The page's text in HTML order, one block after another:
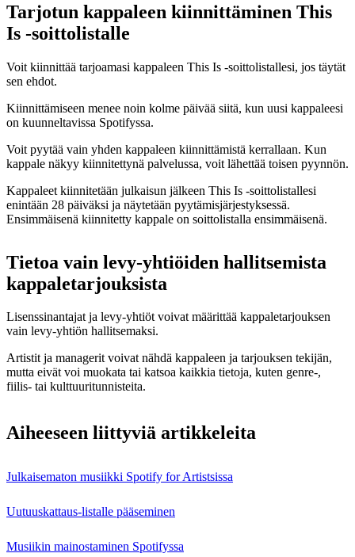
Tarjotun kappaleen kiinnittäminen This
Is ‑soittolistalle
Voit kiinnittää tarjoamasi kappaleen This Is ‑soittolistallesi, jos täytät
sen ehdot.
Kiinnittämiseen menee noin kolme päivää siitä, kun uusi kappaleesi
on kuunneltavissa Spotifyssa.
Voit pyytää vain yhden kappaleen kiinnittämistä kerrallaan. Kun
kappale näkyy kiinnitettynä palvelussa, voit lähettää toisen pyynnön.
Kappaleet kiinnitetään julkaisun jälkeen This Is ‑soittolistallesi
enintään 28 päiväksi ja näytetään pyytämisjärjestyksessä.
Ensimmäisenä kiinnitetty kappale on soittolistalla ensimmäisenä.
Tietoa vain levy-yhtiöiden hallitsemista
kappaletarjouksista
Lisenssinantajat ja levy-yhtiöt voivat määrittää kappaletarjouksen
vain levy-yhtiön hallitsemaksi.
Artistit ja managerit voivat nähdä kappaleen ja tarjouksen tekijän,
mutta eivät voi muokata tai katsoa kaikkia tietoja, kuten genre-,
fiilis- tai kulttuuritunnisteita.
Aiheeseen liittyviä artikkeleita
Julkaisematon musiikki Spotify for Artistsissa
Uutuuskattaus-listalle pääseminen
Musiikin mainostaminen Spotifyssa